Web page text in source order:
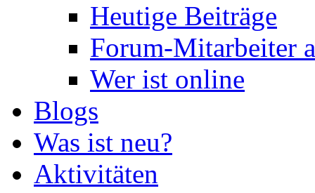
Heutige Beiträge
Forum-Mitarbeiter
Wer ist online
Blogs
Was ist neu?
Aktivitäten